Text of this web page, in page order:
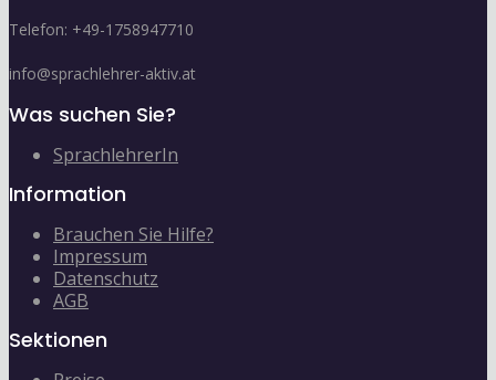
Telefon: +49-1758947710
info@sprachlehrer-aktiv.at
Was suchen Sie?
SprachlehrerIn
Information
Brauchen Sie Hilfe?
Impressum
Datenschutz
AGB
Sektionen